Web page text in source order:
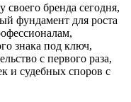
бренда сегодня,
фундамент для роста
знака под ключ,
с первого раза,
и судебных споров с